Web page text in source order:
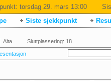
torsdag 29. mars 13:00
Siste sjekkpunkt
Alta Sluttplassering: 18